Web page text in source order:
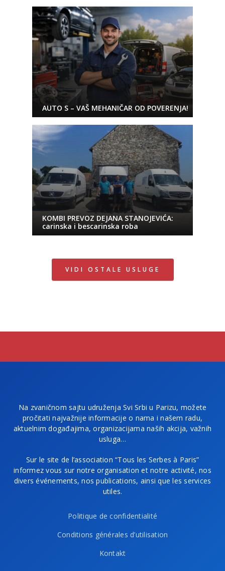
AUTO S – VAŠ MEHANIČAR OD POVERENJA!
KOMBI PREVOZ DEJANA STANOJEVIĆA:
carinska i bescarinska roba
VIDI OSTALE USLUGE
Na zvaničnom sajtu udruženja Svi Srbi u Parizu, možete
pročitati najvažnije informacije o nama i našem radu,
aktuelnim događajima, organizacijama naših akcija, važnih
usluga…
Sur le site de l’association “Tous les Serbes à Paris”
informez vous sur notre organisation et notre activité, nos
divers événements, nos publications, ainsi que les services
utiles.
Politique de confidentialité
Conditions générales d’utilisation
Kontakt